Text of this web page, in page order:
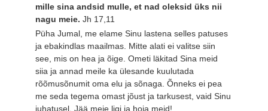
mille sina andsid mulle, et nad oleksid üks nii
nagu meie.Jh 17,11
Püha Jumal, me elame Sinu lastena selles patuses
ja ebakindlas maailmas. Mitte alati ei valitse siin
see, mis on hea ja õige. Ometi läkitad Sina meid
siia ja annad meile ka ülesande kuulutada
rõõmusõnumit oma elu ja sõnaga. Õnneks ei pea
me seda tegema omast jõust ja tarkusest, vaid Sinu
juhatusel. Jää meie ligi ja hoia meid!